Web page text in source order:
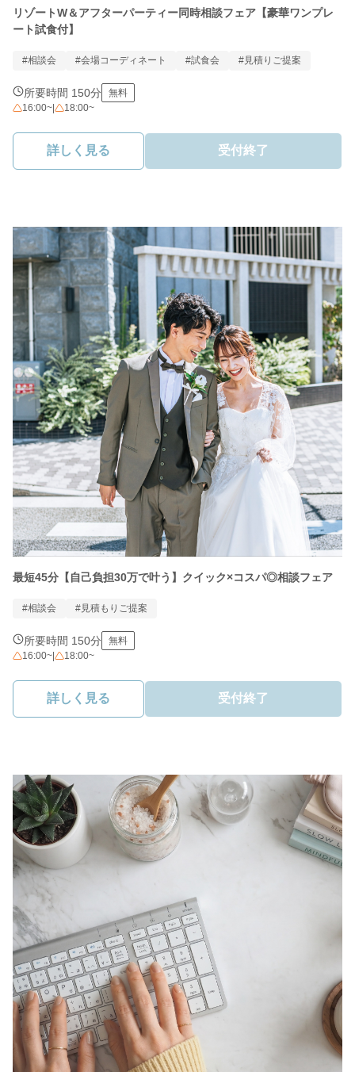
リゾートW＆アフターパーティー同時相談フェア【豪華ワンプレ
ート試食付】
#相談会 #会場コーディネート #試食会 #見積りご提案
所要時間 150分
無料
16:00~
18:00~
詳しく見る 受付終了
最短45分【自己負担30万で叶う】クイック×コスパ◎相談フェア
#相談会 #見積もりご提案
所要時間 150分
無料
16:00~
18:00~
詳しく見る 受付終了